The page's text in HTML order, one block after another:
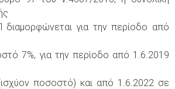
διαμορφώνεται για την περίοδο από
7%, για την περίοδο από 1.6.2019
ποσοστό) και από 1.6.2022 σε